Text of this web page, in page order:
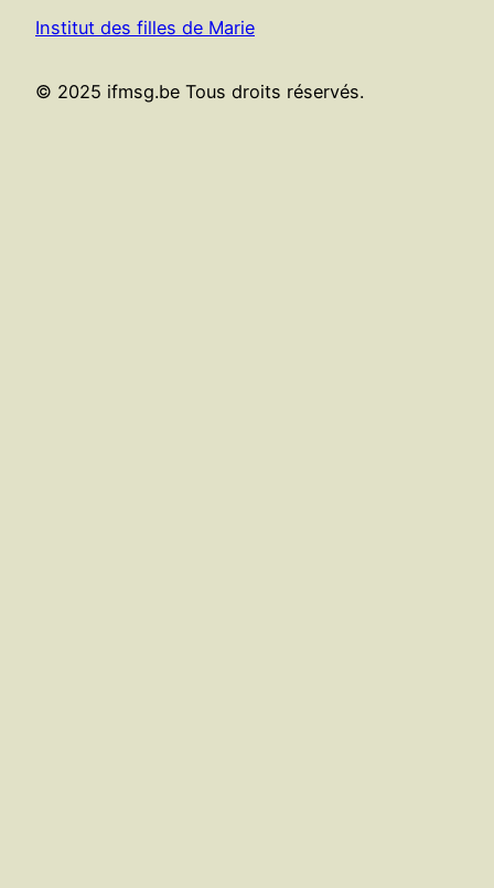
Institut des filles de Marie
© 2025 ifmsg.be Tous droits réservés.